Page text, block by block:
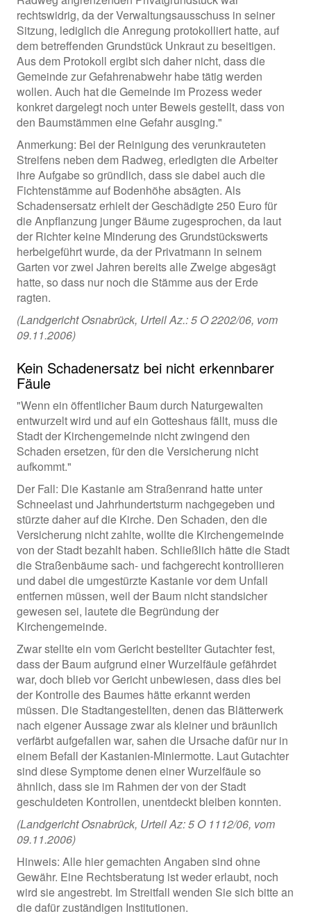
rechtswidrig, da der Verwaltungsausschuss in seiner
Sitzung, lediglich die Anregung protokolliert hatte, auf
dem betreffenden Grundstück Unkraut zu beseitigen.
Aus dem Protokoll ergibt sich daher nicht, dass die
Gemeinde zur Gefahrenabwehr habe tätig werden
wollen. Auch hat die Gemeinde im Prozess weder
konkret dargelegt noch unter Beweis gestellt, dass von
den Baumstämmen eine Gefahr ausging."
Anmerkung: Bei der Reinigung des verunkrauteten
Streifens neben dem Radweg, erledigten die Arbeiter
ihre Aufgabe so gründlich, dass sie dabei auch die
Fichtenstämme auf Bodenhöhe absägten. Als
Schadensersatz erhielt der Geschädigte 250 Euro für
die Anpflanzung junger Bäume zugesprochen, da laut
der Richter keine Minderung des Grundstückswerts
herbeigeführt wurde, da der Privatmann in seinem
Garten vor zwei Jahren bereits alle Zweige abgesägt
hatte, so dass nur noch die Stämme aus der Erde
ragten.
(Landgericht Osnabrück, Urteil Az.: 5 O 2202/06, vom
09.11.2006)
Kein Schadenersatz bei nicht erkennbarer
Fäule
"Wenn ein öffentlicher Baum durch Naturgewalten
entwurzelt wird und auf ein Gotteshaus fällt, muss die
Stadt der Kirchengemeinde nicht zwingend den
Schaden ersetzen, für den die Versicherung nicht
aufkommt."
Der Fall: Die Kastanie am Straßenrand hatte unter
Schneelast und Jahrhundertsturm nachgegeben und
stürzte daher auf die Kirche. Den Schaden, den die
Versicherung nicht zahlte, wollte die Kirchengemeinde
von der Stadt bezahlt haben. Schließlich hätte die Stadt
die Straßenbäume sach- und fachgerecht kontrollieren
und dabei die umgestürzte Kastanie vor dem Unfall
entfernen müssen, weil der Baum nicht standsicher
gewesen sei, lautete die Begründung der
Kirchengemeinde.
Zwar stellte ein vom Gericht bestellter Gutachter fest,
dass der Baum aufgrund einer Wurzelfäule gefährdet
war, doch blieb vor Gericht unbewiesen, dass dies bei
der Kontrolle des Baumes hätte erkannt werden
müssen. Die Stadtangestellten, denen das Blätterwerk
nach eigener Aussage zwar als kleiner und bräunlich
verfärbt aufgefallen war, sahen die Ursache dafür nur in
einem Befall der Kastanien-Miniermotte. Laut Gutachter
sind diese Symptome denen einer Wurzelfäule so
ähnlich, dass sie im Rahmen der von der Stadt
geschuldeten Kontrollen, unentdeckt bleiben konnten.
(Landgericht Osnabrück, Urteil Az: 5 O 1112/06, vom
09.11.2006)
Hinweis: Alle hier gemachten Angaben sind ohne
Gewähr. Eine Rechtsberatung ist weder erlaubt, noch
wird sie angestrebt. Im Streitfall wenden Sie sich bitte an
die dafür zuständigen Institutionen.